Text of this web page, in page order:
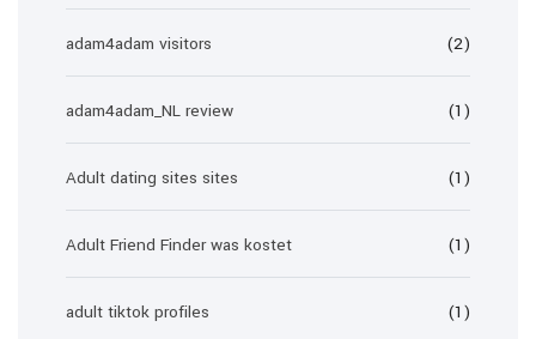
adam4adam visitors (2)
adam4adam_NL review (1)
Adult dating sites sites (1)
Adult Friend Finder was kostet (1)
adult tiktok profiles (1)